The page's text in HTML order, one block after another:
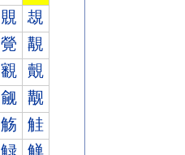
覞 覟
覮 覯
覾 覿
觎 觏
觞 觟
觮 觯